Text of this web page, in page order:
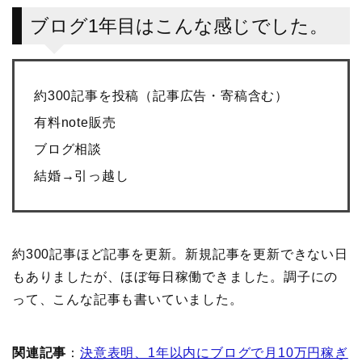
ブログ1年目はこんな感じでした。
約300記事を投稿（記事広告・寄稿含む）
有料note販売
ブログ相談
結婚→引っ越し
約300記事ほど記事を更新。新規記事を更新できない日
もありましたが、ほぼ毎日稼働できました。調子にの
って、こんな記事も書いていました。
関連記事 ：決意表明、1年以内にブログで月10万円稼ぎ